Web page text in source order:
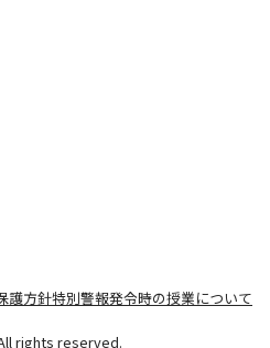
護方針特別警報発令時の授業について
rights reserved.